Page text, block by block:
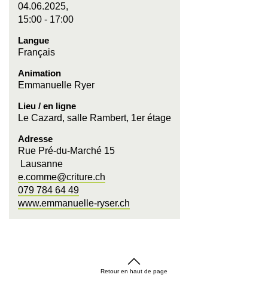
04.06.2025,
15:00 - 17:00
Langue
Français
Animation
Emmanuelle Ryer
Lieu / en ligne
Le Cazard, salle Rambert, 1er étage
Adresse
Rue Pré-du-Marché 15
Lausanne
e.comme@criture.ch
079 784 64 49
www.emmanuelle-ryser.ch
Retour en haut de page